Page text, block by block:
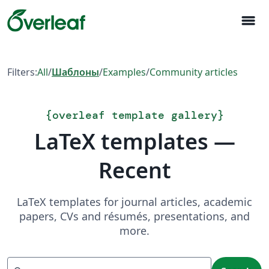
menu
Filters:All/Шаблоны/Examples/Community articles
{overleaf template gallery}
LaTeX templates —
Recent
LaTeX templates for journal articles, academic
papers, CVs and résumés, presentations, and
more.